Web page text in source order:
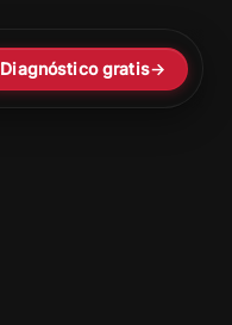
Diagnóstico gratis→